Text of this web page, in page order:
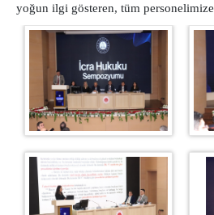
Çalışma Esasları
Hukuk Mahkemeleri Tevzi
Esasları
Ön Büro Tanıtım Broşürü
Görünümler
BAŞSAVCILIK
Cumhuriyet Başsavcı Vekilleri
Basın Suçları Bürosu
Beyanname
yoğun ilgi gösteren, tüm